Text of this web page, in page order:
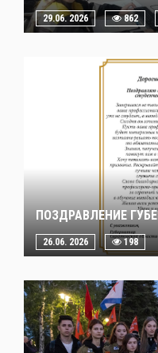
29.06. 2026 862
ПОЗДРАВЛЕНИЕ
26.06. 2026 198